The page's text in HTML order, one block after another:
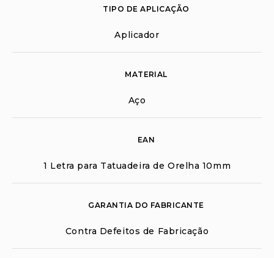
TIPO DE APLICAÇÃO
Aplicador
MATERIAL
Aço
EAN
1 Letra para Tatuadeira de Orelha 10mm
GARANTIA DO FABRICANTE
Contra Defeitos de Fabricação